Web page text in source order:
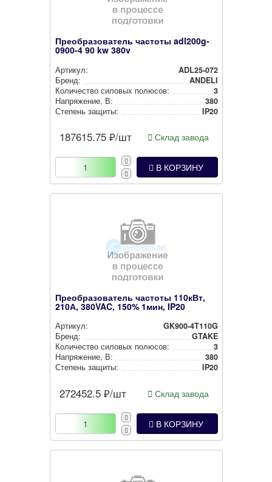
Преобразователь частоты adl200g-
0900-4 90 kw 380v
Артикул:
ADL25-072
Бренд:
ANDELI
Количество силовых полюсов:
3
Нап­ря­же­ние, В:
380
Степень защиты:
IP20
187615.75 ₽/шт Склад завода
В КОРЗИНУ
Преобразователь частоты 110кВт,
210А, 380VAC, 150% 1мин, IP20
Артикул:
GK900-4T110G
Бренд:
GTAKE
Количество силовых полюсов:
3
Нап­ря­же­ние, В:
380
Степень защиты:
IP20
272452.5 ₽/шт Склад завода
В КОРЗИНУ